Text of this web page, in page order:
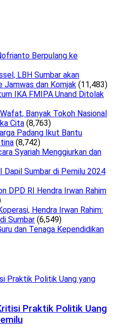
Berpulang ke
LBH Sumbar akan
Jamwas dan Komjak (11,483)
IKA FMIPA Unand Ditolak
Banyak Tokoh Nasional
Cita (8,763)
Padang Ikut Bantu
(8,742)
Syariah Menggiurkan dan
Dapil Sumbar di Pemilu 2024
DPD RI Hendra Irwan Rahim
Hendra Irwan Rahim:
Sumbar (6,549)
dan Tenaga Kependidikan
Praktik Politik Uang